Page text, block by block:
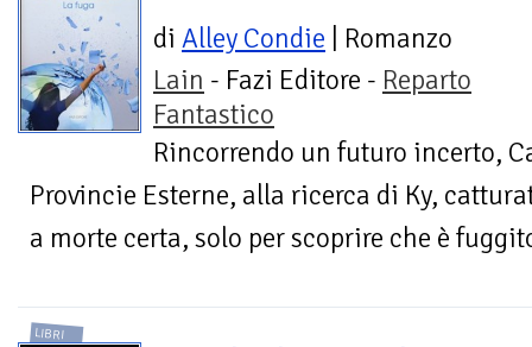
di Alley Condie | Romanzo
Lain - Fazi Editore - Reparto
Fantastico
Rincorrendo un futuro incerto,
Provincie Esterne, alla ricerca di Ky,
a morte certa, solo per scoprire che è
LIBRI